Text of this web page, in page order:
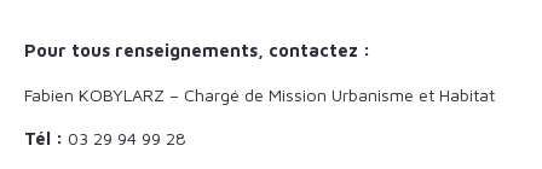
Pour tous renseignements, contactez :
Fabien KOBYLARZ – Chargé de Mission Urbanisme et Habitat
Tél : 03 29 94 99 28